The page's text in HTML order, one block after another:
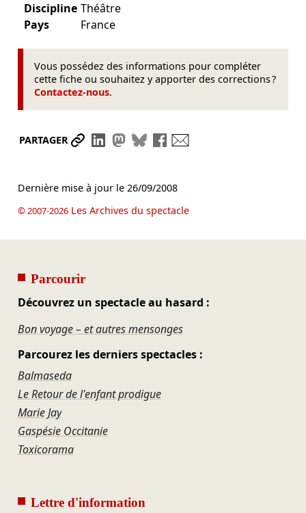
Discipline Théâtre
Pays
France
Vous possédez des informations pour compléter
cette fiche ou souhaitez y apporter des corrections ?
Contactez-nous.
PARTAGER Partager le lien
Partager sur LinkedIn
Partager sur Mastodon
Partager sur Bluesky
Partager sur Facebook
Dernière mise à jour le 26/09/2008
© 2007-2026Les Archives du spectacle
Parcourir
Découvrez un spectacle au hasard :
Bon voyage – et autres mensonges
Parcourez les derniers spectacles :
Balmaseda
Le Retour de l'enfant prodigue
Marie Jay
Gaspésie Occitanie
Toxicorama
Lettre d'information